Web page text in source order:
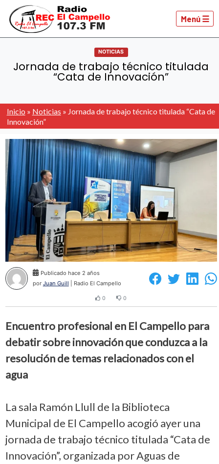
Menú ☰
NOTICIAS
Jornada de trabajo técnico titulada
“Cata de Innovación”
Inicio » Noticias » Jornada de trabajo técnico titulada “Cata de
Innovación”
Publicado hace 2 años
por Juan Guill | Radio El Campello
0 0
Encuentro profesional en El Campello para
debatir sobre innovación que conduzca a la
resolución de temas relacionados con el
agua
La sala Ramón Llull de la Biblioteca
Municipal de El Campello acogió ayer una
jornada de trabajo técnico titulada “Cata de
Innovación”, organizada por Aguas de